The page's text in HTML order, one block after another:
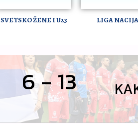
SVETSKO ŽENE I U23 LIGA NACIJA
6-13